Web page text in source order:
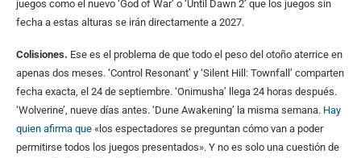
juegos como el nuevo ‘God of War’ o ‘Until Dawn 2’ que los juegos sin
fecha a estas alturas se irán directamente a 2027.
Colisiones. Ese es el problema de que todo el peso del otoño aterrice en
apenas dos meses. ‘Control Resonant’ y ‘Silent Hill: Townfall’ comparten
fecha exacta, el 24 de septiembre. ‘Onimusha’ llega 24 horas después.
‘Wolverine’, nueve días antes. ‘Dune Awakening’ la misma semana. Hay
quien afirma que «los espectadores se preguntan cómo van a poder
permitirse todos los juegos presentados». Y no es solo una cuestión de